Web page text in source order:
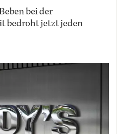
bei der
bedroht jetzt jeden